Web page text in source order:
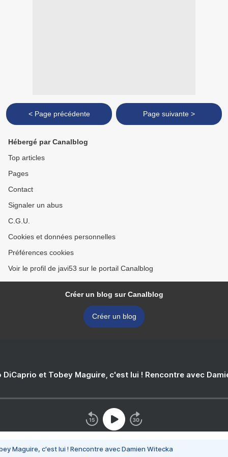
< Page précédente Page suivante >
Hébergé par Canalblog
Top articles
Pages
Contact
Signaler un abus
C.G.U.
Cookies et données personnelles
Préférences cookies
Voir le profil de javi53 sur le portail Canalblog
Créer un blog sur Canalblog
Créer un blog
DiCaprio et Tobey Maguire, c'est lui ! Rencontre avec
Maguire, c'est lui ! Rencontre avec Damien Witecka